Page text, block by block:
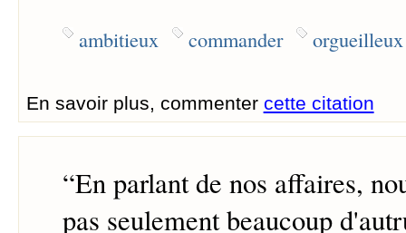
ambitieux commander orgueilleux
En savoir plus, commenter cette citation
“En parlant de nos affaires,
pas seulement beaucoup